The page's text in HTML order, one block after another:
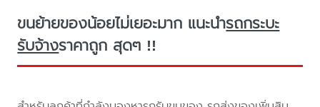
ขนย้ายของน้อยไม่เยอะมาก แนะนำรถกระบะ
รับจ้างราคาถูก สุดๆ !!